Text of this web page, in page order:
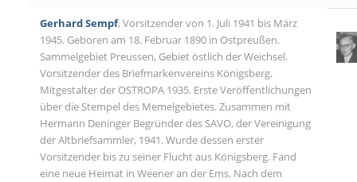
Gerhard Sempf, Vorsitzender von 1. Juli 1941 bis März
1945. Geboren am 18. Februar 1890 in Ostpreußen.
Sammelgebiet Preussen, Gebiet östlich der Weichsel.
Vorsitzender des Briefmarkenvereins Königsberg.
Mitgestalter der OSTROPA 1935. Erste Veröffentlichungen
über die Stempel des Memelgebietes. Zusammen mit
Hermann Deninger Begründer des SAVO, der Vereinigung
der Altbriefsammler, 1941. Wurde dessen erster
Vorsitzender bis zu seiner Flucht aus Königsberg. Fand
eine neue Heimat in Weener an der Ems. Nach dem